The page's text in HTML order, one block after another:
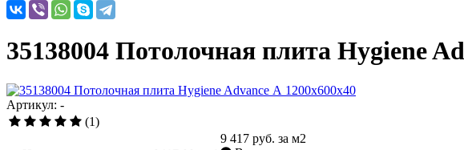
35138004 Потолочная плита Hygiene
Артикул: -
(1)
9 417 руб. за м2